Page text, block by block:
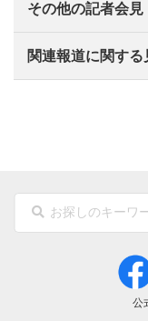
その他の記者会見
関連報道に関する
公